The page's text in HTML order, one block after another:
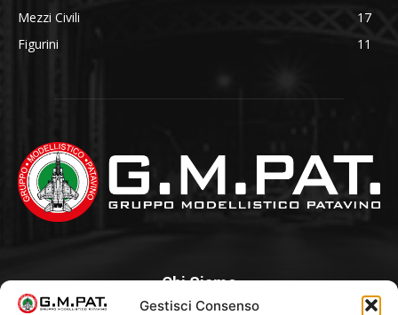
Gestisci Consenso
Mezzi Civili
17
Figurini
11
Chi Siamo